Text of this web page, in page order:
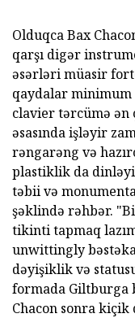
Olduqca Bax
qarşı digər
əsərləri müasir
qaydalar minimum
clavier tərcümə
əsasında işləyir
rəngarəng və
plastiklik da
təbii və
şəklində rəhbər.
tikinti tapmaq
unwittingly
dəyişiklik və
formada Giltburga
Chacon sonra kiçik